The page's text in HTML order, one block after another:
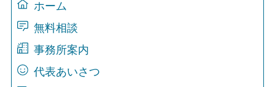
ホーム
無料相談
事務所案内
代表あいさつ